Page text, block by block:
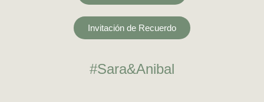
Invitación de Recuerdo
#Sara&Anibal